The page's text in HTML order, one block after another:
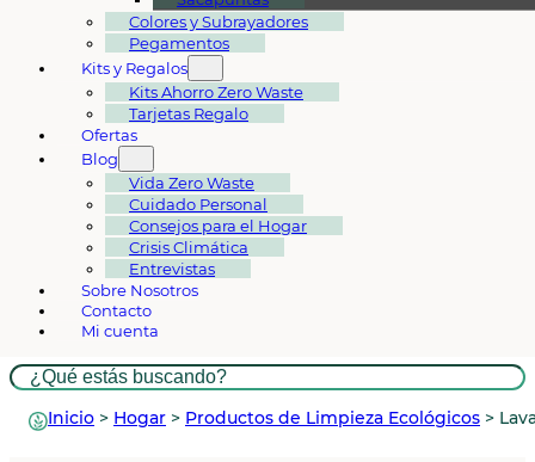
Colores y Subrayadores
Pegamentos
Kits y Regalos
Kits Ahorro Zero Waste
Tarjetas Regalo
Ofertas
Blog
Vida Zero Waste
Cuidado Personal
Consejos para el Hogar
Crisis Climática
Entrevistas
Sobre Nosotros
Contacto
Mi cuenta
Buscar
Inicio > Hogar > Productos de Limpieza Ecológicos >